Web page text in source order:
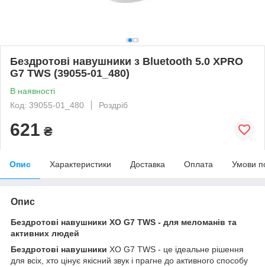
Бездротові навушники з Bluetooth 5.0 XPRO
G7 TWS (39055-01_480)
В наявності
Код: 39055-01_480
Роздріб
621 ₴
Опис Характеристики Доставка Оплата Умови
Опис
Бездротові навушники XO G7 TWS - для меломанів та
активних людей
Бездротові навушники XO G7 TWS - це ідеальне рішення
для всіх, хто цінує якісний звук і прагне до активного способу